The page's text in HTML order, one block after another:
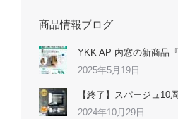
商品情報ブログ
YKK AP 内窓の新商品
2025年5月19日
【終了】スパージュ10
2024年10月29日